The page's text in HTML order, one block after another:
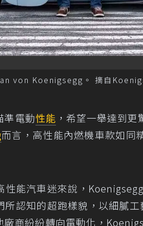
von Koenigsegg。 摘自
準電動性能 ，希望一舉達到
而言，高性能內燃機車款如同
性能汽車迷來說，
所認知的超跑樣貌，以細膩
商紛紛轉向電動化，